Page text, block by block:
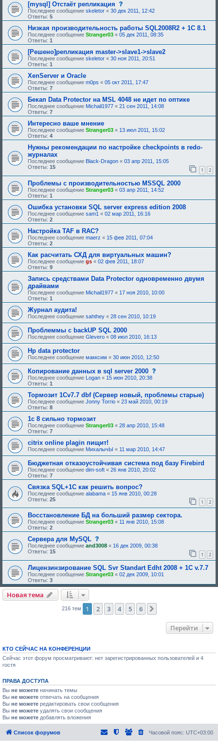
,
т
р
е
б
у
е
е
н
и
[mysql] Отстаёт репликация
о
о
б
щ
е
н
и
е
,
т
р
у
щ
е
е
б
н
я
Последнее сообщение skeletor « 30 дек 2011, 12:42
Ответы: 5
Низкая производительность работы SQL2008R2 + 1C 8.1
Последнее сообщение Stranger03 « 05 дек 2011, 08:35
Ответы: 1
[Решено]репликация master->slave1->slave2
Последнее сообщение skeletor « 30 ноя 2011, 20:51
Ответы: 1
XenServer и Oracle
Последнее сообщение m0ps « 05 окт 2011, 17:47
Ответы: 7
Бекап Data Protector на MSL 4048 не идет по оптике
Последнее сообщение Michail1977 « 21 сен 2011, 14:08
Ответы: 7
Интересно ваше мнение
Последнее сообщение Stranger03 « 13 июл 2011, 15:02
Ответы: 4
Нужны рекомендации по настройке checkpoints в redo-
журналах
Последнее сообщение Black-Dragon « 03 апр 2011, 15:05
Ответы: 15 1 2
Проблемы с производительностью MSSQL 2000
Последнее сообщение Stranger03 « 03 апр 2011, 14:52
Ответы: 1
Ошибка установки SQL server express edition 2008
Последнее сообщение sam1 « 02 мар 2011, 16:16
Ответы: 2
Настройка TAF в RAC?
Последнее сообщение maerz « 15 фев 2011, 07:04
Ответы: 2
Как расчитать СХД для виртуальных машин?
Последнее сообщение gs « 02 фев 2011, 18:07
Ответы: 9
Запись средствами Data Protector одновременно двумя
драйвами
Последнее сообщение Michail1977 « 17 ноя 2010, 10:00
Ответы: 1
Журнал аудита!
Последнее сообщение sahthey « 28 сен 2010, 10:19
Проблеммы с backUP SQL 2000
Последнее сообщение Glevero « 08 июл 2010, 16:13
Hp data protector
Последнее сообщение макксим « 30 июн 2010, 12:50
Копирование данных в sql server 2000
б
щ
е
н
и
т
р
у
ю
щ
о
е
н
и
:
Последнее сообщение Logan « 15 июн 2010, 20:38
Ответы: 1
Тормозит 1Cv7.7 dbf (Сервер новый, проблемы старые)
Последнее сообщение Jonny Torrio « 23 май 2010, 00:19
Ответы: 8
1с 8 сильно тормозит
Последнее сообщение Stranger03 « 28 апр 2010, 15:48
Ответы: 7
citrix online plagin пищит!
Последнее сообщение МихалычЫ « 11 мар 2010, 14:47
Бюджетная отказоустойчивая система под базу Firebird
Последнее сообщение dim-soft « 26 янв 2010, 20:02
Ответы: 7
Связка SQL+1C как решить вопрос?
Последнее сообщение alabama « 15 янв 2010, 00:28
Ответы: 25 1 2
Восстановление БД на больший размер сектора.
Последнее сообщение Stranger03 « 11 янв 2010, 15:08
Ответы: 2
Сервера для MySQL
о
щ
е
н
и
е
р
б
д
о
н
:
Последнее сообщение and3008 « 16 дек 2009, 00:38
Ответы: 15 1 2
Лицензинзирование SQL Svr Standart Edht 2008 + 1С v.7.7
Последнее сообщение Stranger03 « 02 дек 2009, 10:01
Ответы: 3
Новая тема
216 тем 1 2 3 4 5 6
Перейти
КТО СЕЙЧАС НА КОНФЕРЕНЦИИ
Сейчас этот форум просматривают: нет зарегистрированных пользователей и 4
гостя
ПРАВА ДОСТУПА
Вы не можете начинать темы
Вы не можете отвечать на сообщения
Вы не можете редактировать свои сообщения
Вы не можете удалять свои сообщения
Вы не можете добавлять вложения
Список форумов Часовой пояс: UTC+03:00